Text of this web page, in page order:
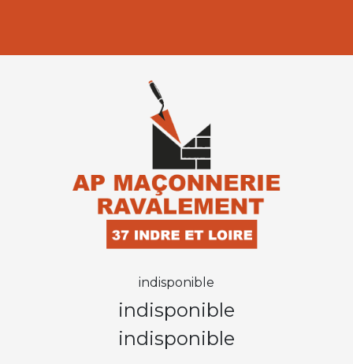
indisponible
indisponible
indisponible